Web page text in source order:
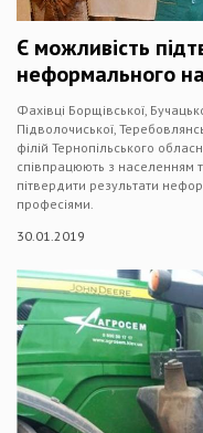
Є можливість
неформального
Фахівці Борщівської,
Підволочиської,
філій Тернопільського
співпрацюють з
пітвердити результати
професіями.
30.01.2019